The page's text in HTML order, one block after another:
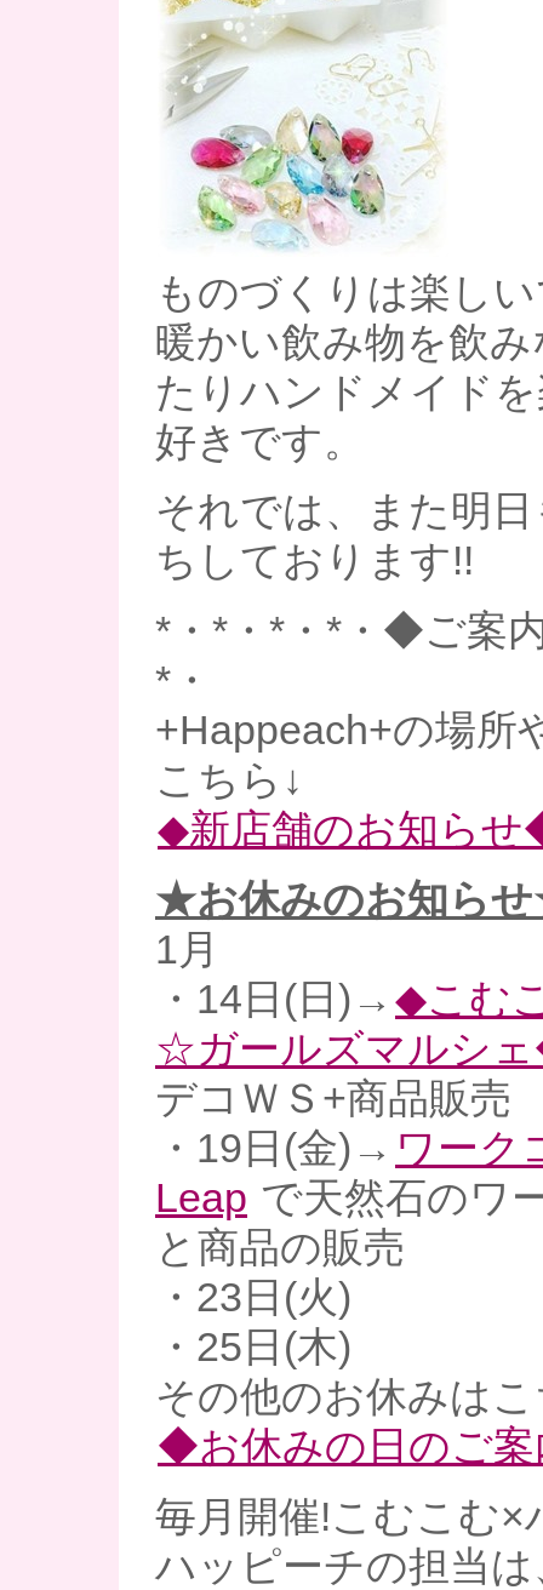
ものづくりは楽しい
暖かい飲み物を飲
たりハンドメイド
好きです。
それでは、また明
ちしております!!
*・*・*・*・◆ご案
*・
+Happeach+の場所
こちら↓
◆新店舗のお知ら
★お休みのお知ら
1月
・14日(日)→ ◆こむ
☆ガールズマルシ
デコＷＳ+商品販売
・19日(金)→ ワーク
Leap で天然石のワ
と商品の販売
・23日(火)
・25日(木)
その他のお休みは
◆お休みの日のご
毎月開催!こむこむ×
ハッピーチの担当